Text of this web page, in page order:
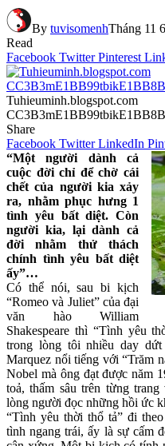
By tuvisomenhTháng 11
Read
Facebook Twitter Pinterest
Tuhieuminh.blogspot.com
Share
Facebook Twitter LinkedIn
“Một người dành cả
cuộc đời chỉ để chờ cái
chết của người kia xảy
ra, nhằm phục hưng 1
tình yêu bất diệt. Còn
người kia, lại dành cả
đời nhằm thử thách
chính tình yêu bất diệt
ấy”…
Có thể nói, sau bi kịch
“Romeo và Juliet” của đại
văn hào William
Shakespeare thì “Tình yêu
trong lòng tôi nhiều day
Marquez nổi tiếng với “Trăm
Nobel mà ông đạt được năm
toả, thấm sâu trên từng
lòng người đọc những hồi ức
“Tình yêu thời thổ tả” đi
tình ngang trái, ấy là sự cấm